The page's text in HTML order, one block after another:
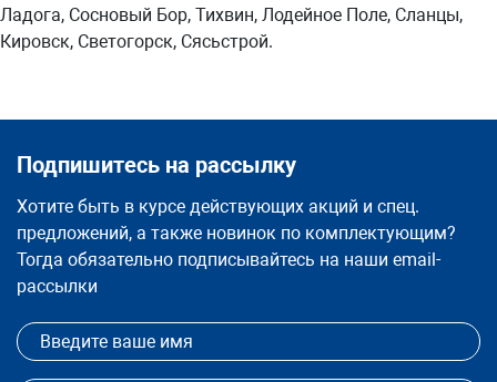
Ладога, Сосновый Бор, Тихвин, Лодейное Поле, Сланцы,
Кировск, Светогорск, Сясьстрой.
Подпишитесь на рассылку
Хотите быть в курсе действующих акций и спец.
предложений, а также новинок по комплектующим?
Тогда обязательно подписывайтесь на наши email-
рассылки